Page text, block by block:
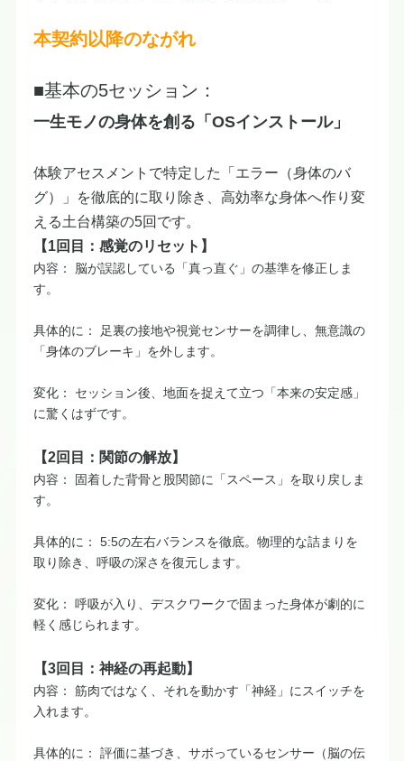
本契約以降のながれ
■基本の5セッション：
一生モノの身体を創る「OSインストール」
​体験アセスメントで特定した「エラー（身体のバ
グ）」を徹底的に取り除き、高効率な身体へ作り変
える土台構築の5回です。
【1回目：感覚のリセット】
内容： 脳が誤認している「真っ直ぐ」の基準を修正しま
す。
具体的に： 足裏の接地や視覚センサーを調律し、無意識の
「身体のブレーキ」を外します。
変化： セッション後、地面を捉えて立つ「本来の安定感」
に驚くはずです。
【2回目：関節の解放】
内容： 固着した背骨と股関節に「スペース」を取り戻しま
す。
具体的に： 5:5の左右バランスを徹底。物理的な詰まりを
取り除き、呼吸の深さを復元します。
変化： 呼吸が入り、デスクワークで固まった身体が劇的に
軽く感じられます。
【3回目：神経の再起動】
内容： 筋肉ではなく、それを動かす「神経」にスイッチを
入れます。
具体的に： 評価に基づき、サボっているセンサー（脳の伝